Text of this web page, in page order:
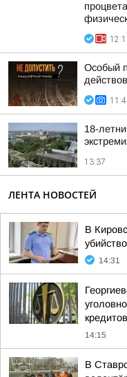
Особый
18-
13:37
ЛЕНТА НОВОСТЕЙ
В
14:31
14:15
В